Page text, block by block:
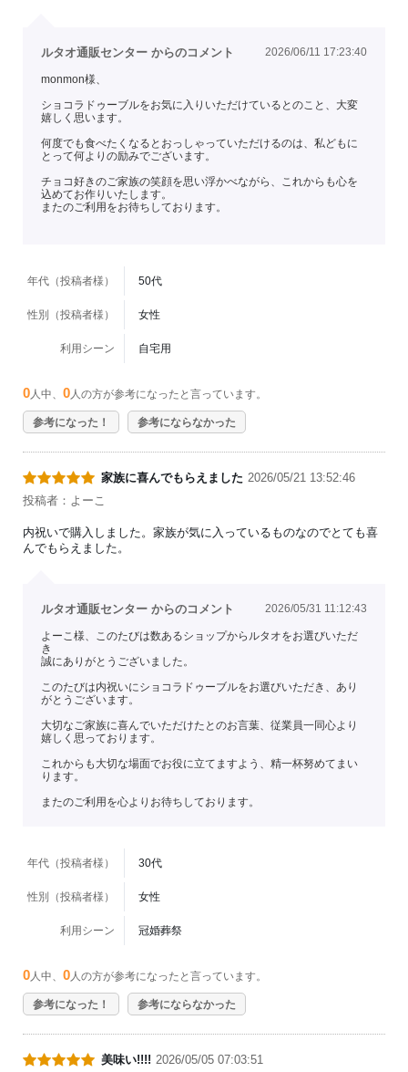
ルタオ通販センター からのコメント 2026/06/11 17:23:40
monmon様、
ショコラドゥーブルをお気に入りいただけているとのこと、大変
嬉しく思います。
何度でも食べたくなるとおっしゃっていただけるのは、私どもに
とって何よりの励みでございます。
チョコ好きのご家族の笑顔を思い浮かべながら、これからも心を
込めてお作りいたします。
またのご利用をお待ちしております。
年代（投稿者様） 50代
性別（投稿者様） 女性
利用シーン 自宅用
0 人中、 0 人の方が参考になったと言っています。
参考になった！ 参考にならなかった
家族に喜んでもらえました 2026/05/21 13:52:46
投稿者：よーこ
内祝いで購入しました。家族が気に入っているものなのでとても喜
んでもらえました。
ルタオ通販センター からのコメント 2026/05/31 11:12:43
よーこ様、このたびは数あるショップからルタオをお選びいただ
き
誠にありがとうございました。
このたびは内祝いにショコラドゥーブルをお選びいただき、あり
がとうございます。
大切なご家族に喜んでいただけたとのお言葉、従業員一同心より
嬉しく思っております。
これからも大切な場面でお役に立てますよう、精一杯努めてまい
ります。
またのご利用を心よりお待ちしております。
年代（投稿者様） 30代
性別（投稿者様） 女性
利用シーン 冠婚葬祭
0 人中、 0 人の方が参考になったと言っています。
参考になった！ 参考にならなかった
美味い!!!! 2026/05/05 07:03:51